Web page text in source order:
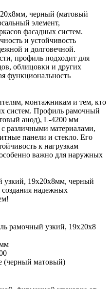
черный (матовый
элемент,
фасадных систем.
и устойчивость
и долговечной.
профиль подходит для
облицовки и других
функциональность
монтажникам и тем, кто
систем. Профиль рамочный
анод), L-4200 мм
различными материалами,
панели и стекло. Его
к нагрузкам
важно для наружных
19х20х8мм, черный
надежных
рамочный узкий, 19х20х8
(черный матовый)